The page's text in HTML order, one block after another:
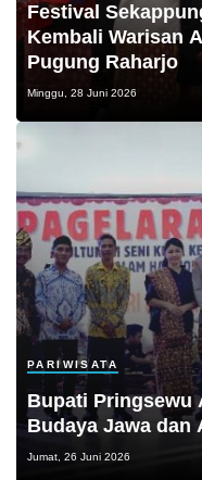
Festival
Kembali Warisan
Pugung Raharjo
Minggu, 28 Juni 2026
PARIWISATA
Bupati Pringsewu
Budaya Jawa dan
Jumat, 26 Juni 2026